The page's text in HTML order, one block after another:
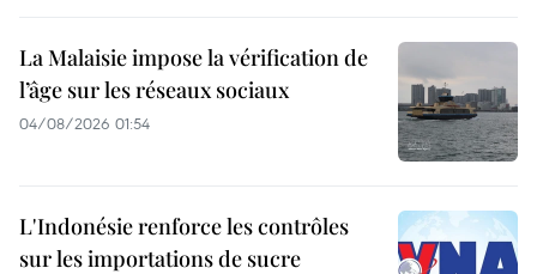
La Malaisie impose la vérification de
l’âge sur les réseaux sociaux
04/08/2026 01:54
L'Indonésie renforce les contrôles
sur les importations de sucre